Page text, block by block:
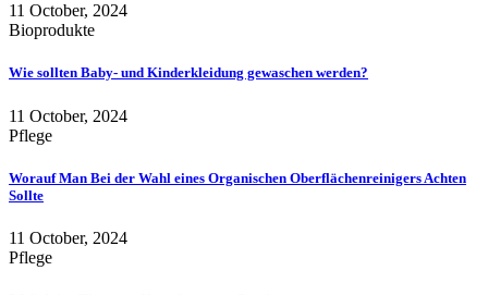
11 October, 2024
Bioprodukte
Wie sollten Baby- und Kinderkleidung gewaschen werden?
11 October, 2024
Pflege
Worauf Man Bei der Wahl eines Organischen Oberflächenreinigers Achten
Sollte
11 October, 2024
Pflege